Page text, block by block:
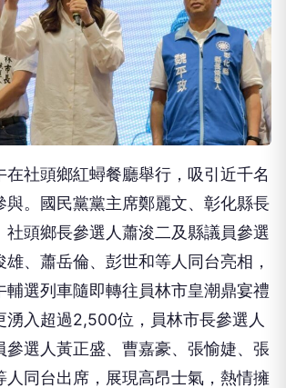
在社頭鄉紅蟳餐廳舉行，吸引近千名
與。國民黨黨主席鄭麗文、彰化縣長
社頭鄉長參選人蕭浚二及縣議員參選
雄、蕭岳倫、彭世和等人同台亮相，
輔選列車隨即轉往員林市皇潮鼎宴禮
湧入超過2,500位，員林市長參選人
參選人黃正盛、曹嘉豪、張愉婕、張
人同台出席，展現高昂士氣，熱情擁